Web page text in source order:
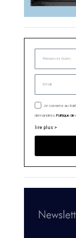
Je consens au
demandées. Politique
lire plus >